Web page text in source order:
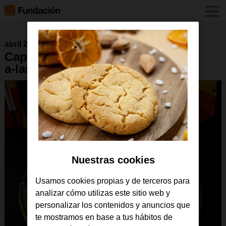
abril 2025
Captura-de-pantalla-2025-04-08-
a-las-15.50.01
Nuestras cookies
Usamos cookies propias y de terceros para
analizar cómo utilizas este sitio web y
personalizar los contenidos y anuncios que
te mostramos en base a tus hábitos de